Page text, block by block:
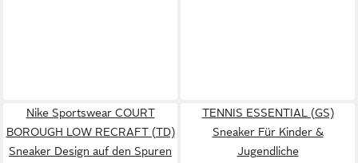
Nike Sportswear COURT
BOROUGH LOW RECRAFT (TD)
Sneaker Design auf den Spuren
TENNIS ESSENTIAL (GS)
Sneaker Für Kinder &
Jugendliche